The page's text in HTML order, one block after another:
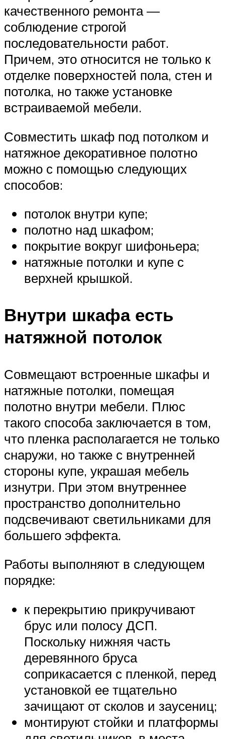
качественного ремонта —
соблюдение строгой
последовательности работ.
Причем, это относится не только к
отделке поверхностей пола, стен и
потолка, но также установке
встраиваемой мебели.
Совместить шкаф под потолком и
натяжное декоративное полотно
можно с помощью следующих
способов:
потолок внутри купе;
полотно над шкафом;
покрытие вокруг шифоньера;
натяжные потолки и купе с
верхней крышкой.
Внутри шкафа есть
натяжной потолок
Совмещают встроенные шкафы и
натяжные потолки, помещая
полотно внутри мебели. Плюс
такого способа заключается в том,
что пленка располагается не только
снаружи, но также с внутренней
стороны купе, украшая мебель
изнутри. При этом внутреннее
пространство дополнительно
подсвечивают светильниками для
большего эффекта.
Работы выполняют в следующем
порядке:
к перекрытию прикручивают
брус или полосу ДСП.
Поскольку нижняя часть
деревянного бруса
соприкасается с пленкой, перед
установкой ее тщательно
зачищают от сколов и заусениц;
монтируют стойки и платформы